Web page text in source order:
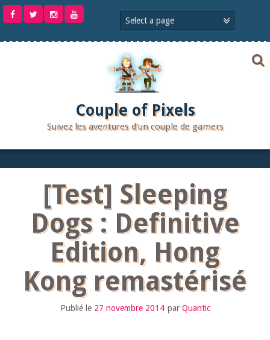
Aller
Couple of Pixels
Suivez les aventures d'un couple de gamers
[Test] Sleeping
Dogs : Definitive
Edition, Hong
Kong remastérisé
Publié le 27 novembre 2014 par Quantic